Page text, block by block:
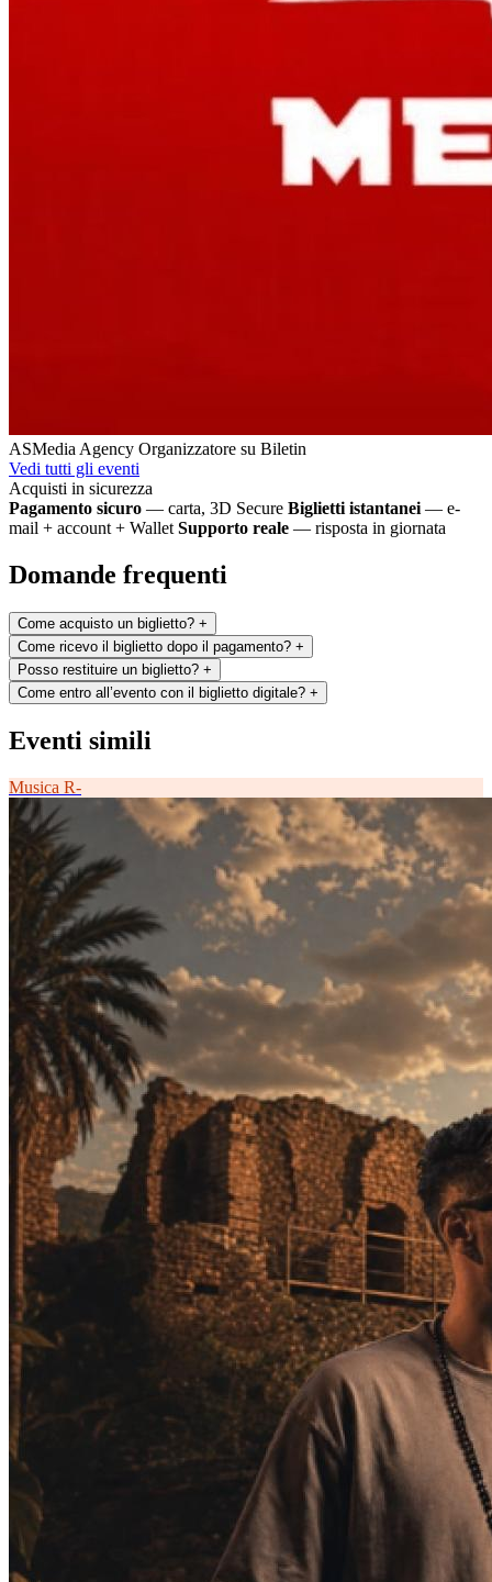
ASMedia Agency Organizzatore su Biletin
Vedi tutti gli eventi
Acquisti in sicurezza
Pagamento sicuro — carta, 3D Secure Biglietti istantanei — e-
mail + account + Wallet Supporto reale — risposta in giornata
Domande frequenti
Come acquisto un biglietto? +
Come ricevo il biglietto dopo il pagamento? +
Posso restituire un biglietto? +
Come entro all’evento con il biglietto digitale? +
Eventi simili
Musica R-